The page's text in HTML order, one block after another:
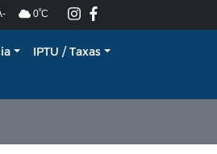
0ºC
IPTU / Taxas